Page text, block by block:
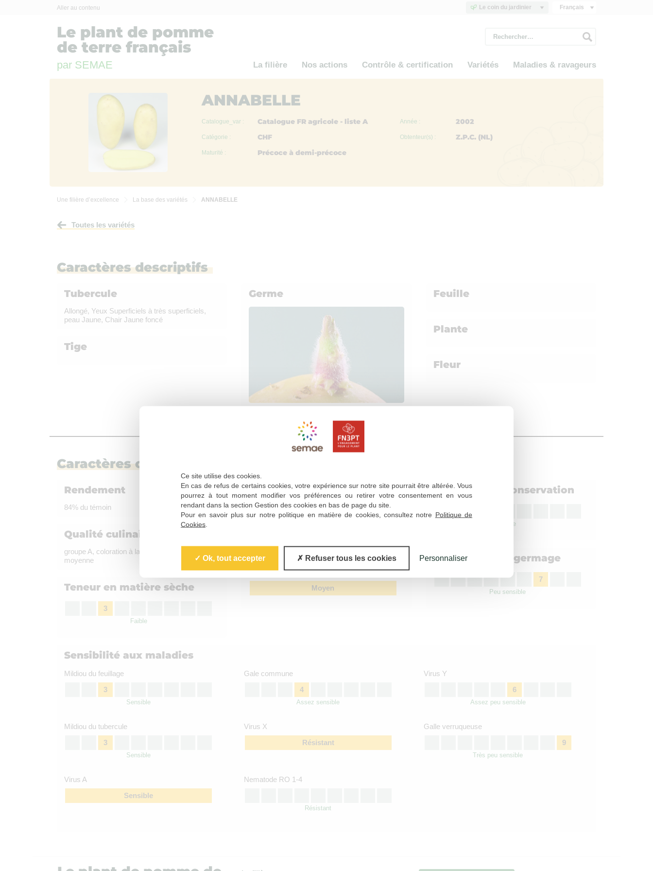
Panneau de gestion des cookies
Ce site utilise des cookies.
En cas de refus de certains cookies, votre expérience sur notre site pourrait être altérée. Vous
pourrez à tout moment modifier vos préférences ou retirer votre consentement en vous
rendant dans la section Gestion des cookies en bas de page du site.
Pour en savoir plus sur notre politique en matière de cookies, consultez notre Politique de
Cookies
Ok, tout accepter Refuser tous les cookies Personnaliser
Aller au contenu Le coin du jardinier Français
Le plant de pomme
de terre français
par SEMAE La filière Nos actions Contrôle & certification Variétés Maladies & ravageurs
ANNABELLE
Catalogue_var : Catalogue FR agricole - liste A
Catégorie : CHF
Maturité : Précoce à demi-précoce
Année : 2002
Obtenteur(s) : Z.P.C. (NL)
Une filière d’excellence La base des variétés ANNABELLE
Toutes les variétés
Caractères descriptifs
Tubercule
Allongé, Yeux Superficiels à très superficiels,
peau Jaune, Chair Jaune foncé
Germe Feuille
Plante
Tige
Fleur
Caractères culturaux et d'utilisation
Rendement
84% du témoin
Calibrage
Proportion de gros tubercules
Aptitude à la conservation
Faible
Qualité culinaire
groupe A, coloration à la friture : Assez foncée à
moyenne
Sensibilité à l'égermage
7
Peu sensible
Repos végétatif
Moyen
Teneur en matière sèche
3
Faible
Sensibilité aux maladies
Mildiou du feuillage
3
Sensible
Gale commune
4
Assez sensible
Virus Y
6
Assez peu sensible
Mildiou du tubercule
3
Sensible
Virus X
Résistant
Galle verruqueuse
9
Très peu sensible
Virus A
Sensible
Nematode RO 1-4
Résistant